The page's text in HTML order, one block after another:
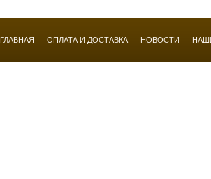
ГЛАВНАЯ ОПЛАТА И ДОСТАВКА НОВОСТИ